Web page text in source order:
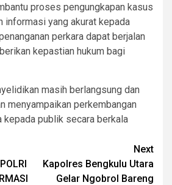
proses pengungkapan kasus
informasi yang akurat kepada
perkara dapat berjalan
kepastian hukum bagi
masih berlangsung dan
menyampaikan perkembangan
kepada publik secara berkala
Next
Kapolres Bengkulu Utara
Gelar Ngobrol Bareng